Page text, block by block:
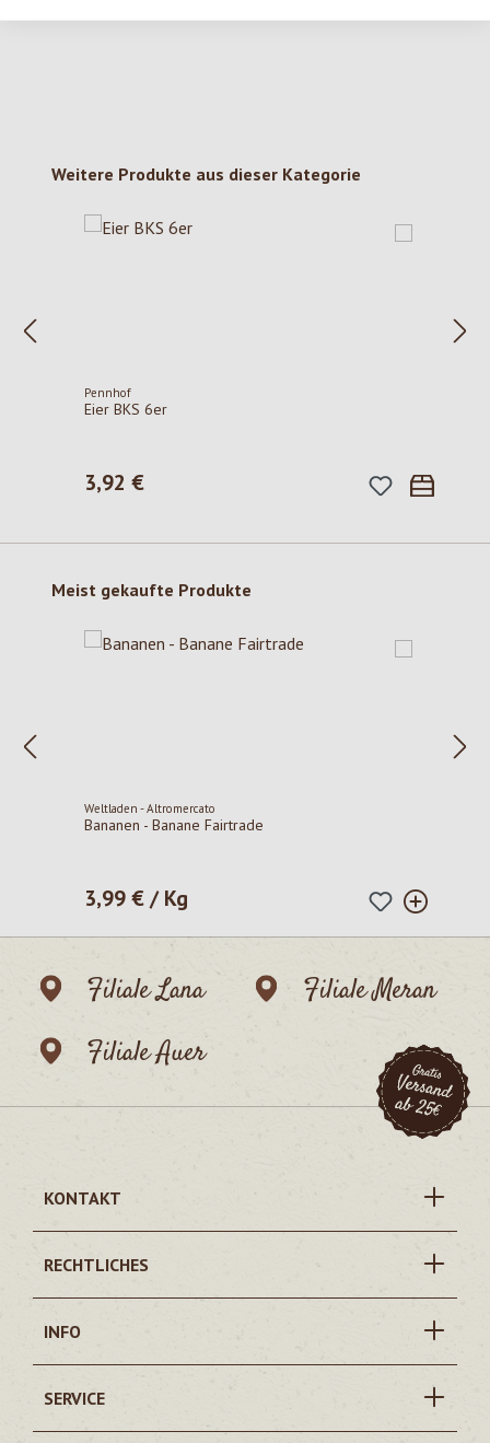
Produktgalerie überspringen
Weitere Produkte aus dieser Kategorie
Pennhof
Eier BKS 6er
Regulärer Preis:
3,92 €
Produktgalerie überspringen
Meist gekaufte Produkte
Weltladen - Altromercato
Bananen - Banane Fairtrade
Regulärer Preis:
3,99 € / Kg
Filiale Lana
Filiale Meran
Filiale Auer
KONTAKT
RECHTLICHES
INFO
SERVICE